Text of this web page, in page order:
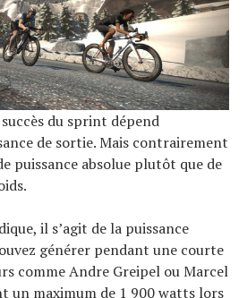
succès du sprint dépend
de sortie. Mais contrairement
puissance absolue plutôt que de
il s’agit de la puissance
générer pendant une courte
comme Andre Greipel ou Marcel
maximum de 1 900 watts lors